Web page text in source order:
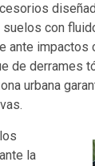
con
ante
de derrames
urbana
la